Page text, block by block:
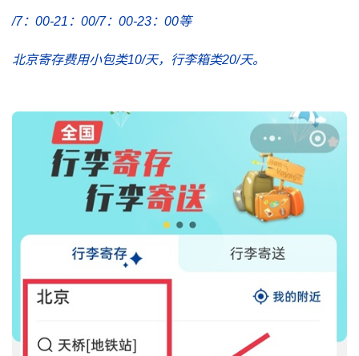
/7：00-21：00/7：00-23：00等
北京寄存费用小包类10/天，行李箱类20/天。